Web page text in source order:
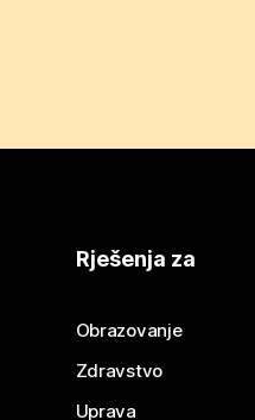
Rješenja za
Obrazovanje
Zdravstvo
Uprava